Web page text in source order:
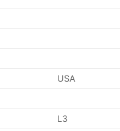
USA
L3